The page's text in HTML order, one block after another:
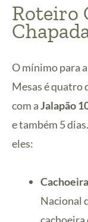
Roteiro
O mínimo para
Mesas é quatro
com aJalapão
e também 5
eles:
Nacional